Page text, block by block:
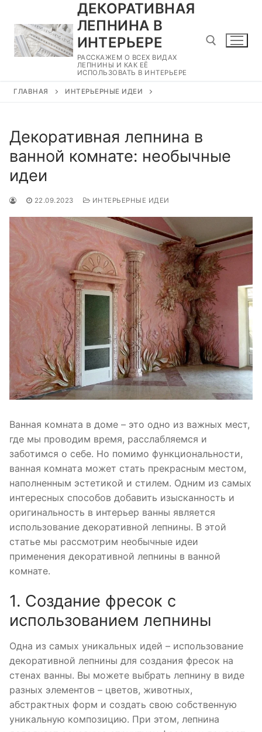
содержимому
ДЕКОРАТИВНАЯ
ЛЕПНИНА В
ИНТЕРЬЕРЕ
РАССКАЖЕМ О ВСЕХ ВИДАХ
ЛЕПНИНЫ И КАК ЕЁ
ИСПОЛЬЗОВАТЬ В ИНТЕРЬЕРЕ
ГЛАВНАЯ ИНТЕРЬЕРНЫЕ ИДЕИ
Декоративная лепнина в
ванной комнате: необычные
идеи
22.09.2023 ИНТЕРЬЕРНЫЕ ИДЕИ
Ванная комната в доме – это одно из важных мест,
где мы проводим время, расслабляемся и
заботимся о себе. Но помимо функциональности,
ванная комната может стать прекрасным местом,
наполненным эстетикой и стилем. Одним из самых
интересных способов добавить изысканность и
оригинальность в интерьер ванны является
использование декоративной лепнины. В этой
статье мы рассмотрим необычные идеи
применения декоративной лепнины в ванной
комнате.
1. Создание фресок с
использованием лепнины
Одна из самых уникальных идей – использование
декоративной лепнины для создания фресок на
стенах ванны. Вы можете выбрать лепнину в виде
разных элементов – цветов, животных,
абстрактных форм и создать свою собственную
уникальную композицию. При этом, лепнина